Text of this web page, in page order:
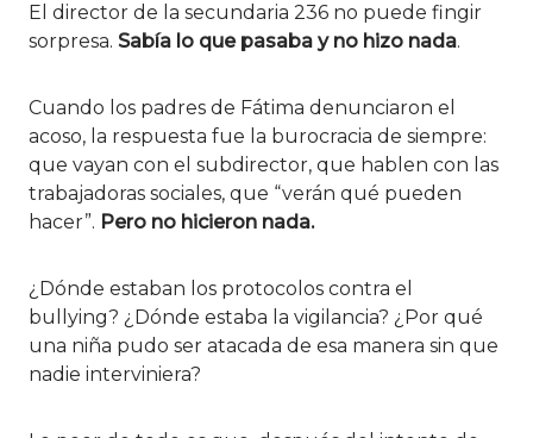
El director de la secundaria 236 no puede fingir
sorpresa. Sabía lo que pasaba y no hizo nada.
Cuando los padres de Fátima denunciaron el
acoso, la respuesta fue la burocracia de siempre:
que vayan con el subdirector, que hablen con las
trabajadoras sociales, que “verán qué pueden
hacer”. Pero no hicieron nada.
¿Dónde estaban los protocolos contra el
bullying? ¿Dónde estaba la vigilancia? ¿Por qué
una niña pudo ser atacada de esa manera sin que
nadie interviniera?